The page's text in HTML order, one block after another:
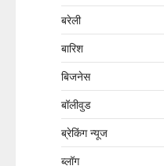
बरेली
बारिश
बिजनेस
बॉलीवुड
ब्रेकिंग न्यूज
ब्लॉग